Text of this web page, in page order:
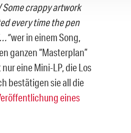
crappy artwork
every time the pen
wer in einem Song,
ganzen “Masterplan”
eine Mini-LP, die Los
bestätigen sie all die
eines